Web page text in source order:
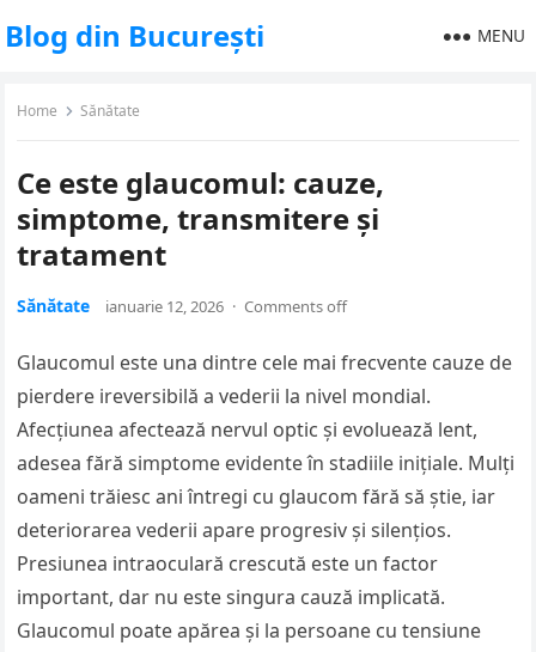
Blog din București MENU
Home Sănătate
Ce este glaucomul: cauze,
simptome, transmitere și
tratament
Sănătate ianuarie 12, 2026 · Comments off
Glaucomul este una dintre cele mai frecvente cauze de
pierdere ireversibilă a vederii la nivel mondial.
Afecțiunea afectează nervul optic și evoluează lent,
adesea fără simptome evidente în stadiile inițiale. Mulți
oameni trăiesc ani întregi cu glaucom fără să știe, iar
deteriorarea vederii apare progresiv și silențios.
Presiunea intraoculară crescută este un factor
important, dar nu este singura cauză implicată.
Glaucomul poate apărea și la persoane cu tensiune